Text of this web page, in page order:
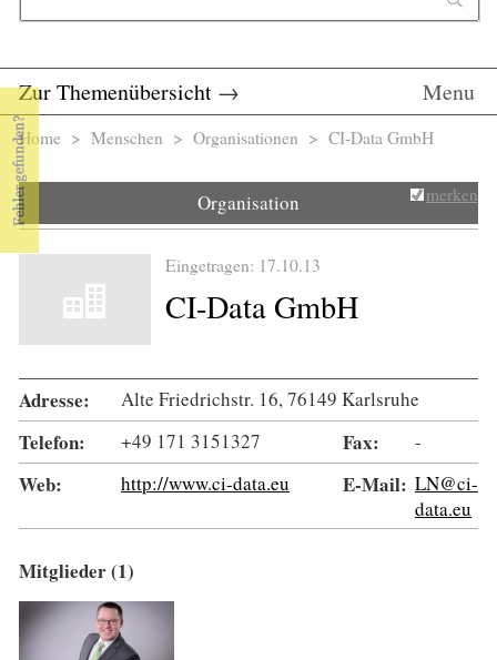
Zur Themenübersicht → Menu
Sie sind hier
Home > Menschen > Organisationen > CI-Data GmbH
Organisation merken
Eingetragen: 17.10.13
CI-Data GmbH
Adresse: Alte Friedrichstr. 16, 76149 Karlsruhe
Telefon: +49 171 3151327 Fax: -
Web: http://www.ci-data.eu E-Mail: LN@ci-
data.eu
Mitglieder (1)